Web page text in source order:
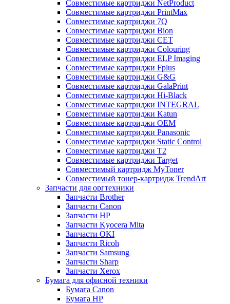
Совместимые картриджи NetProduct
Совместимые картриджи PrintMax
Совместимые картриджи 7Q
Совместимые картриджи Bion
Совместимые картриджи CET
Совместимые картриджи Colouring
Совместимые картриджи ELP Imaging
Совместимые картриджи Fplus
Совместимые картриджи G&G
Совместимые картриджи GalaPrint
Совместимые картриджи Hi-Black
Совместимые картриджи INTEGRAL
Совместимые картриджи Katun
Совместимые картриджи OEM
Совместимые картриджи Panasonic
Совместимые картриджи Static Control
Совместимые картриджи T2
Совместимые картриджи Target
Совместимый картридж MyToner
Совместимый тонер-картридж TrendArt
Запчасти для оргтехники
Запчасти Brother
Запчасти Canon
Запчасти HP
Запчасти Kyocera Mita
Запчасти OKI
Запчасти Ricoh
Запчасти Samsung
Запчасти Sharp
Запчасти Xerox
Бумага для офисной техники
Бумага Canon
Бумага HP